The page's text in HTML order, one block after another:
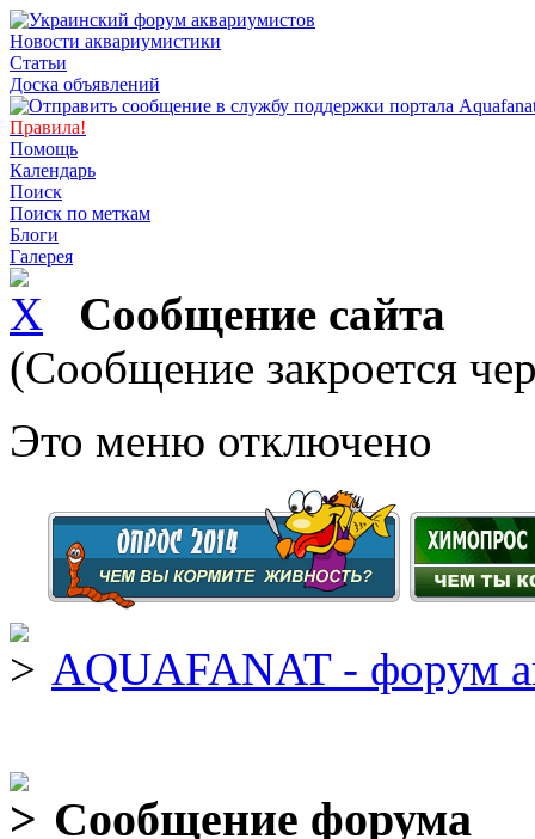
Новости аквариумистики
Статьи
Доска объявлений
Правила!
Помощь
Календарь
Поиск
Поиск по меткам
Блоги
Галерея
Сообщение сайта
(Сообщение закроется
Это меню отключено
AQUAFANAT - форум
Сообщение форума